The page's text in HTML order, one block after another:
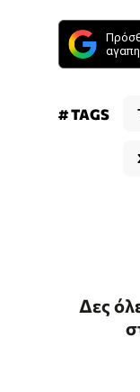
# TAGS
Δες